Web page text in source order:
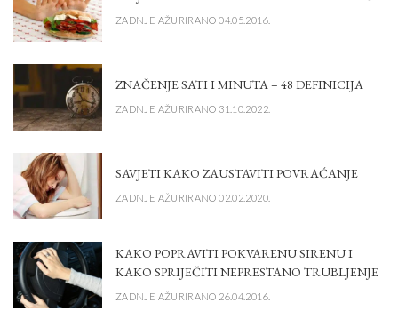
ZADNJE AŽURIRANO 04.05.2016.
ZNAČENJE SATI I MINUTA – 48 DEFINICIJA
ZADNJE AŽURIRANO 31.10.2022.
SAVJETI KAKO ZAUSTAVITI POVRAĆANJE
ZADNJE AŽURIRANO 02.02.2020.
KAKO POPRAVITI POKVARENU SIRENU I
KAKO SPRIJEČITI NEPRESTANO TRUBLJENJE
ZADNJE AŽURIRANO 26.04.2016.